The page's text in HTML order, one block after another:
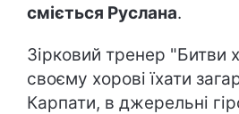
сміється Руслана.
Зірковий тренер "Битви
своєму хорові їхати
Карпати, в джерельні